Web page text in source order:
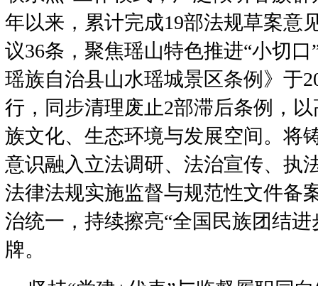
年以来，累计完成19部法规草案意
议36条，聚焦瑶山特色推进“小切
瑶族自治县山水瑶城景区条例》于
行，同步清理废止2部滞后条例，
族文化、生态环境与发展空间。将
意识融入立法调研、法治宣传、执
法律法规实施监督与规范性文件备
治统一，持续擦亮“全国民族团结
牌。